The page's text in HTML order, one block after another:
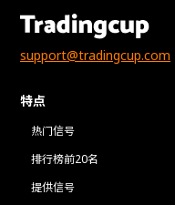
support@tradingcup.com
特点
热门信号
排行榜前20名
提供信号